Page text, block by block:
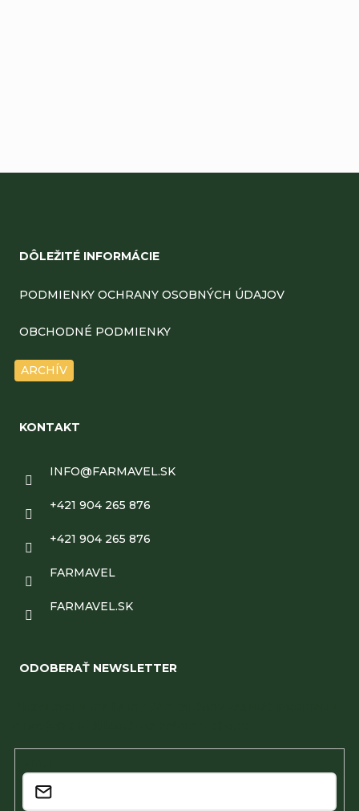
DÔLEŽITÉ INFORMÁCIE
PODMIENKY OCHRANY OSOBNÝCH ÚDAJOV
OBCHODNÉ PODMIENKY
ARCHÍV
KONTAKT
INFO@FARMAVEL.SK
+421 904 265 876
+421 904 265 876
FARMAVEL
FARMAVEL.SK
ODOBERAŤ NEWSLETTER